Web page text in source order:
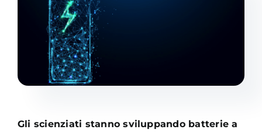
Gli scienziati stanno sviluppando batterie a